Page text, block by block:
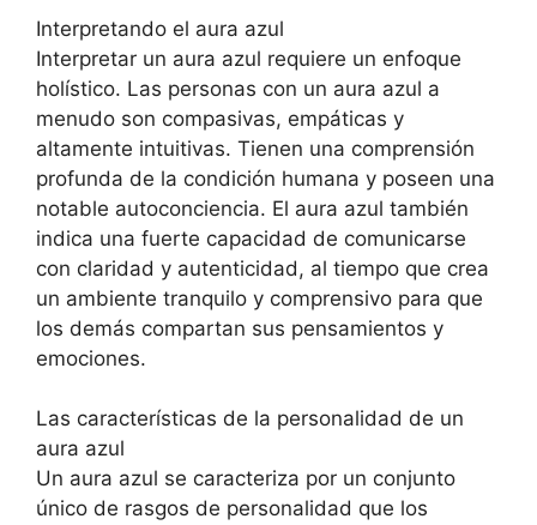
Interpretando el aura azul
Interpretar un aura azul requiere un enfoque
holístico. Las personas con un aura azul a
menudo son compasivas, empáticas y
altamente intuitivas. Tienen una comprensión
profunda de la condición humana y poseen una
notable autoconciencia. El aura azul también
indica una fuerte capacidad de comunicarse
con claridad y autenticidad, al tiempo que crea
un ambiente tranquilo y comprensivo para que
los demás compartan sus pensamientos y
emociones.
Las características de la personalidad de un
aura azul
Un aura azul se caracteriza por un conjunto
único de rasgos de personalidad que los